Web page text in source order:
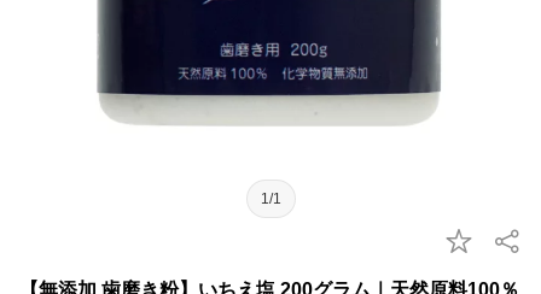
1/1
【無添加 歯磨き粉】いちえ塩 200グラム｜天然原料100％